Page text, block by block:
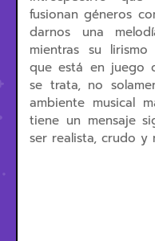
fusionan géneros
darnos una
mientras su
que está en juego
se trata, no
ambiente musical
tiene un mensaje
ser realista, crudo y